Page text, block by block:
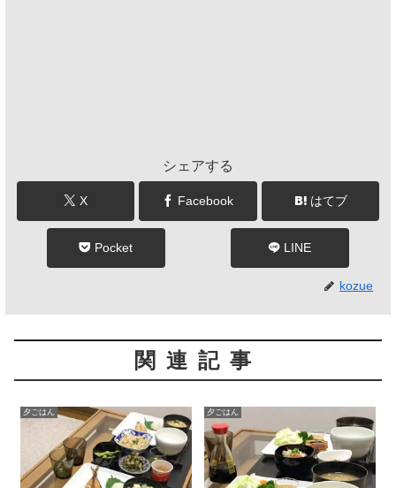
シェアする
X Facebook はてブ
Pocket LINE
kozue
関連記事
夕ごはん 夕ごはん